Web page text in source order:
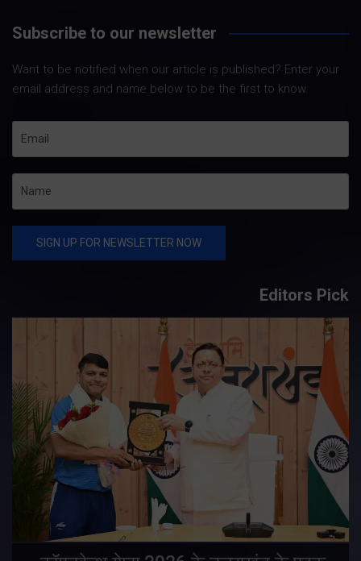
Subscribe to our newsletter
Want to be notified when our article is published? Enter your
email address and name below to be the first to know.
Editors Pick